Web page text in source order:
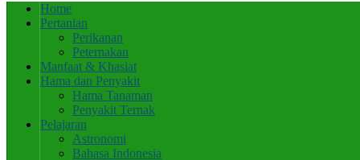
Home
Pertanian
Perikanan
Peternakan
Manfaat & Khasiat
Hama dan Penyakit
Hama Tanaman
Penyakit Ternak
Pelajaran
Astronomi
Bahasa Indonesia